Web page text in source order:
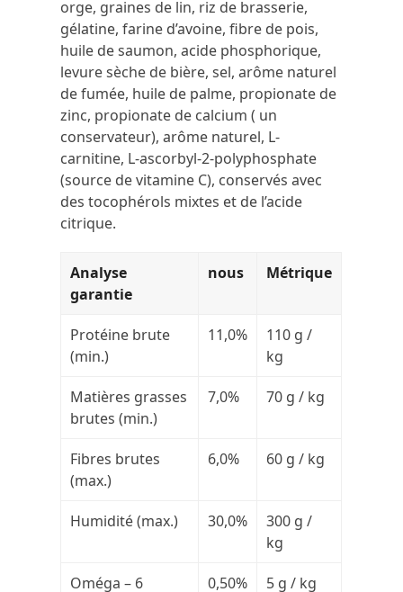
orge, graines de lin, riz de brasserie,
gélatine, farine d’avoine, fibre de pois,
huile de saumon, acide phosphorique,
levure sèche de bière, sel, arôme naturel
de fumée, huile de palme, propionate de
zinc, propionate de calcium ( un
conservateur), arôme naturel, L-
carnitine, L-ascorbyl-2-polyphosphate
(source de vitamine C), conservés avec
des tocophérols mixtes et de l’acide
citrique.
Analyse
garantie
nous Métrique
Protéine brute
(min.)
11,0%
110 g /
kg
Matières grasses
brutes (min.)
7,0% 70 g / kg
Fibres brutes
(max.)
6,0% 60 g / kg
Humidité (max.) 30,0%
300 g /
kg
Oméga – 6 0,50% 5 g / kg